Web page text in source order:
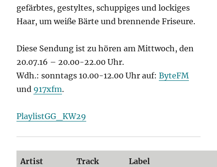
gefärbtes, gestyltes, schuppiges und lockiges
Haar, um weiße Bärte und brennende Friseure.
Diese Sendung ist zu hören am Mittwoch, den
20.07.16 – 20.00-22.00 Uhr.
Wdh.: sonntags 10.00-12.00 Uhr auf:ByteFM
und 917xfm.
PlaylistGG_KW29
Artist Track Label